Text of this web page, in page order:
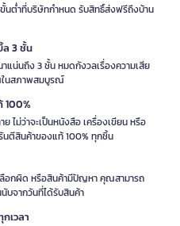
นต่ำที่บริษัทกำหนด รับสิทธิ์ส่งฟรีถึงบ้าน
ล 3 ชั้น
แน่นถึง 3 ชั้น หมดกังวลเรื่องความเสีย
นสภาพสมบูรณ์
100%
ไม่ว่าจะเป็นหนังสือ เครื่องเขียน หรือ
นตีสินค้าของแท้ 100% ทุกชิ้น
ลือกผิด หรือสินค้ามีปัญหา คุณสามารถ
บจากวันที่ได้รับสินค้า
เวลา